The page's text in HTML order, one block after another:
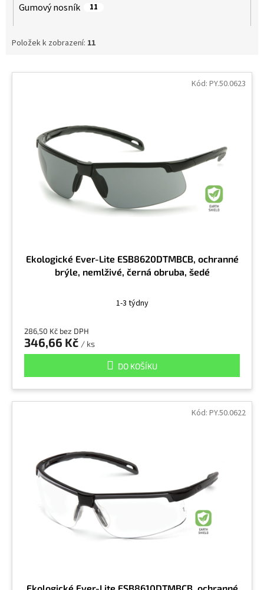
Gumový nosník 11
Položek k zobrazení: 11
V
Ekologické Ever-Lite ESB8620DTMBCB, ochranné
brýle, nemlživé, černá obruba, šedé
1-3 týdny
286,50 Kč bez DPH
346,66 Kč / ks
DO KOŠÍKU
Kód: PY.50.0623
Kód: PY.50.0622